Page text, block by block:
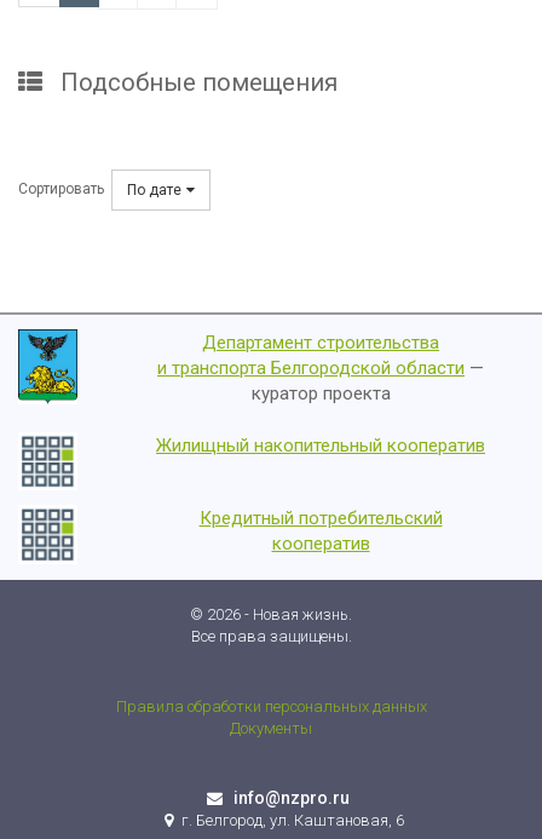
Подсобные помещения
Сортировать По дате
Департамент строительства
и транспорта Белгородской области —
куратор проекта
Жилищный накопительный кооператив
Кредитный потребительский
кооператив
© 2026 - Новая жизнь.
Все права защищены.
Правила обработки персональных данных
Документы
info@nzpro.ru
г. Белгород, ул. Каштановая, 6